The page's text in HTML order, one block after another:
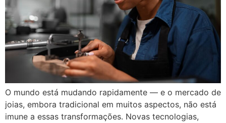
O mundo está mudando rapidamente — e o mercado de
joias, embora tradicional em muitos aspectos, não está
imune a essas transformações. Novas tecnologias,